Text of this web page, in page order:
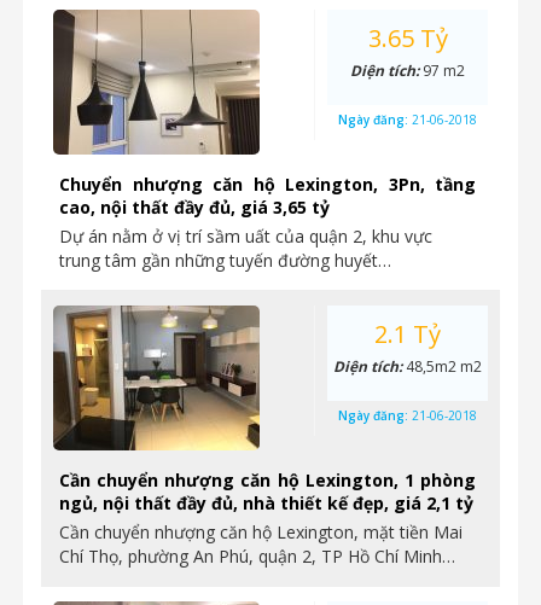
Chuyển nhượng căn hộ Lexington, 3Pn, tầng
cao, nội thất đầy đủ, giá 3,65 tỷ
Dự án nằm ở vị trí sầm uất của quận 2, khu vực
trung tâm gần những tuyến đường huyết…
3.65 Tỷ
Diện tích:97 m2
Ngày đăng: 21-06-2018
Cần chuyển nhượng căn hộ Lexington, 1 phòng
ngủ, nội thất đầy đủ, nhà thiết kế đẹp, giá 2,1 tỷ
Cần chuyển nhượng căn hộ Lexington, mặt tiền Mai
Chí Thọ, phường An Phú, quận 2, TP Hồ Chí Minh…
2.1 Tỷ
Diện tích:48,5m2 m2
Ngày đăng: 21-06-2018